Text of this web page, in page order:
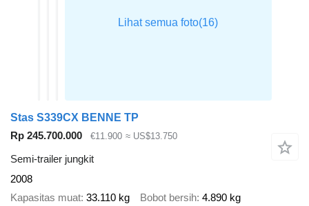
Stas S339CX BENNE TP
Rp 245.700.000
€11.900 ≈ US$13.750
Semi-trailer jungkit
2008
Kapasitas muat 33.110 kg Bobot bersih 4.890 kg